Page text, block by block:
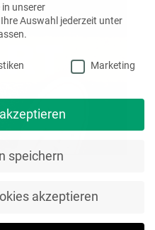
unserer
Auswahl jederzeit unter
Marketing
speichern
akzeptieren